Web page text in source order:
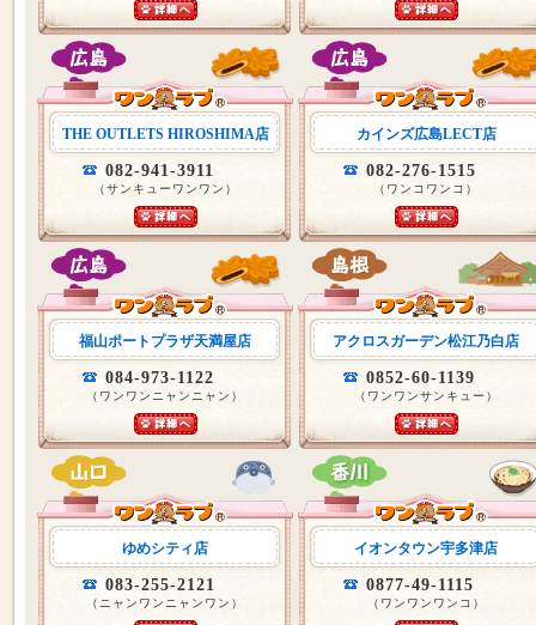
THE OUTLETS HIROSHIMA店
082-941-3911
（サンキューワンワン）
カインズ広島LECT店
082-276-1515
（ワンコワンコ）
福山ポートプラザ天満屋店
084-973-1122
（ワンワンニャンニャン）
アクロスガーデン松江乃白店
0852-60-1139
（ワンワンサンキュー）
ゆめシティ店
083-255-2121
（ニャンワンニャンワン）
イオンタウン宇多津店
0877-49-1115
（ワンワンワンコ）